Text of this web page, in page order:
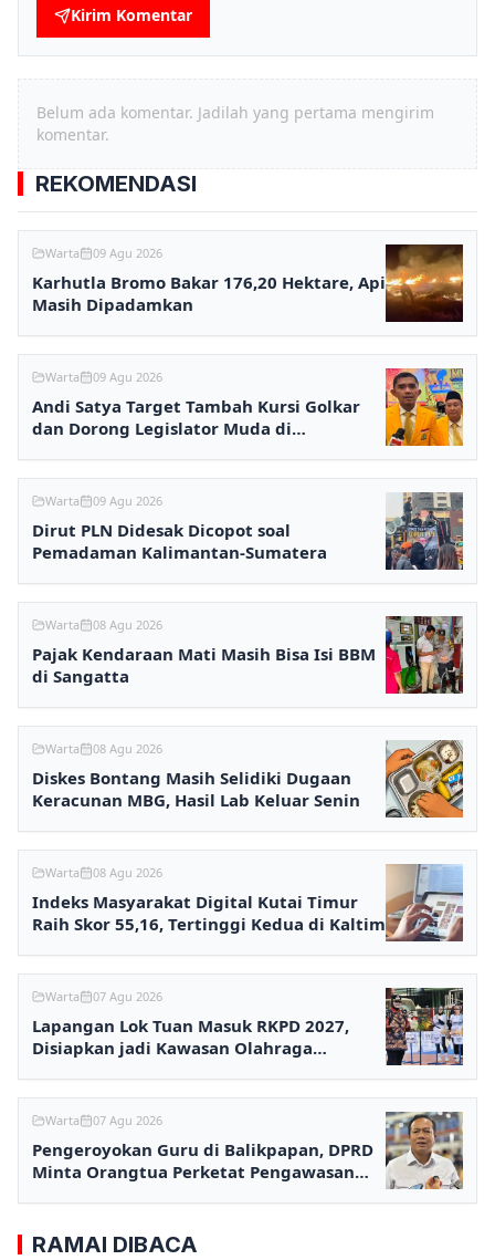
Kirim Komentar
Belum ada komentar. Jadilah yang pertama mengirim
komentar.
REKOMENDASI
Warta 09 Agu 2026
Karhutla Bromo Bakar 176,20 Hektare, Api
Masih Dipadamkan
Warta 09 Agu 2026
Andi Satya Target Tambah Kursi Golkar
dan Dorong Legislator Muda di
Warta 09 Agu 2026
Dirut PLN Didesak Dicopot soal
Pemadaman Kalimantan-Sumatera
Warta 08 Agu 2026
Pajak Kendaraan Mati Masih Bisa Isi BBM
di Sangatta
Warta 08 Agu 2026
Diskes Bontang Masih Selidiki Dugaan
Keracunan MBG, Hasil Lab Keluar Senin
Warta 08 Agu 2026
Indeks Masyarakat Digital Kutai Timur
Raih Skor 55,16, Tertinggi Kedua di Kaltim
Warta 07 Agu 2026
Lapangan Lok Tuan Masuk RKPD 2027,
Disiapkan jadi Kawasan Olahraga
Warta 07 Agu 2026
Pengeroyokan Guru di Balikpapan, DPRD
Minta Orangtua Perketat Pengawasan
RAMAI DIBACA